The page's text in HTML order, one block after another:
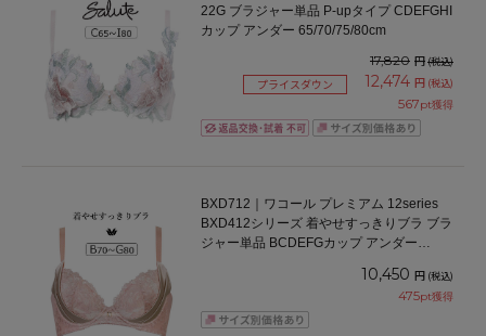
22G ブラジャー単品 P-upタイプ CDEFGHI
カップ アンダー 65/70/75/80cm
17,820 円(税込)
プライスダウン 12,474 円 (税込)
567pt獲得
BXD712｜ワコール プレミアム 12series
BXD412シリーズ 着やせすっきりブラ ブラ
ジャー単品 BCDEFGカップ アンダー
10,450 円 (税込)
475pt獲得